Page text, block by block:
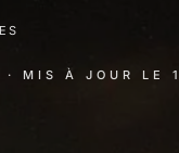
· MIS À JOUR LE